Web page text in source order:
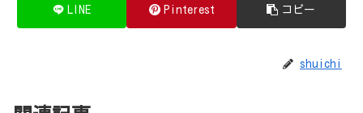
LINE Pinterest コピー
shuichi